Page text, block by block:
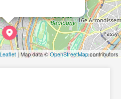
Leaflet | Map data ©OpenStreetMapcontributors